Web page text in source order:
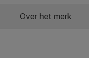
Over het merk